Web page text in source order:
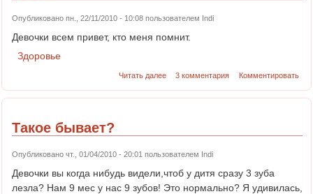
Опубликовано пн., 22/11/2010 - 10:08 пользователем Indi
Девочки всем привет, кто меня помнит.
Здоровье
Читать далее 3 комментария Комментировать
Такое бывает?
Опубликовано чт., 01/04/2010 - 20:01 пользователем Indi
Девочки вы когда нибудь видели,чтоб у дитя сразу 3 зуба
лезла? Нам 9 мес у нас 9 зубов! Это нормально? Я удивилась,